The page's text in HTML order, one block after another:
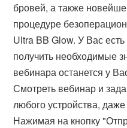
бровей, а также
процедуре
Ultra BB Glow. У Вас
получить необходимые
вебинара останется у
Смотреть вебинар и
любого устройства,
Нажимая на кнопку